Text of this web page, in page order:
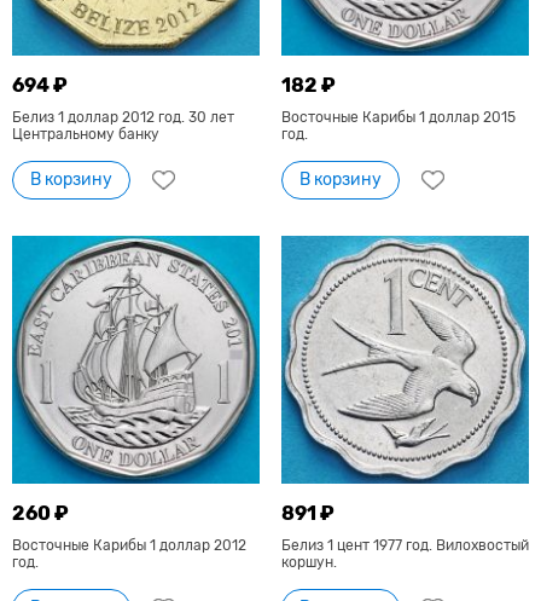
694 ₽
Белиз 1 доллар 2012 год. 30 лет
Центральному банку
В корзину
182 ₽
Восточные Карибы 1 доллар 2015
год.
В корзину
260 ₽
Восточные Карибы 1 доллар 2012
год.
891 ₽
Белиз 1 цент 1977 год. Вилохвостый
коршун.